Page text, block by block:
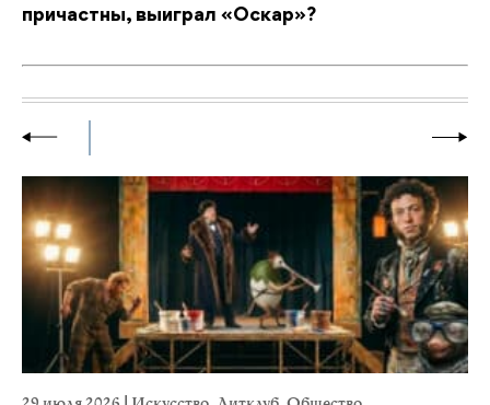
причастны, выиграл «Оскар»?